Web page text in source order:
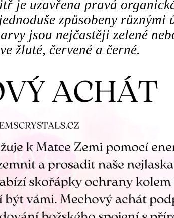
je uzavřena pravá
způsobeny různými
jsou nejčastěji zelené
žluté, červené a černé.